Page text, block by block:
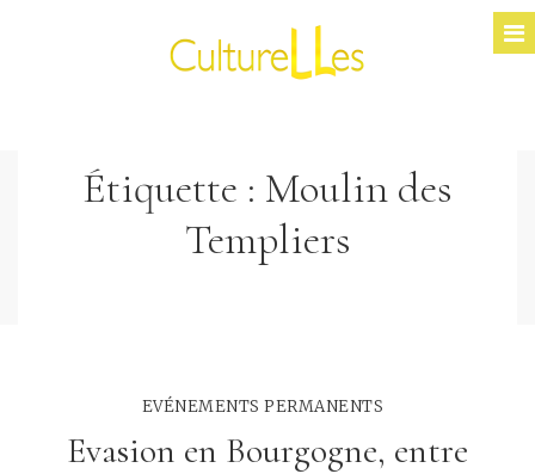
Étiquette : Moulin des
Templiers
EVÉNEMENTS PERMANENTS
Evasion en Bourgogne, entre